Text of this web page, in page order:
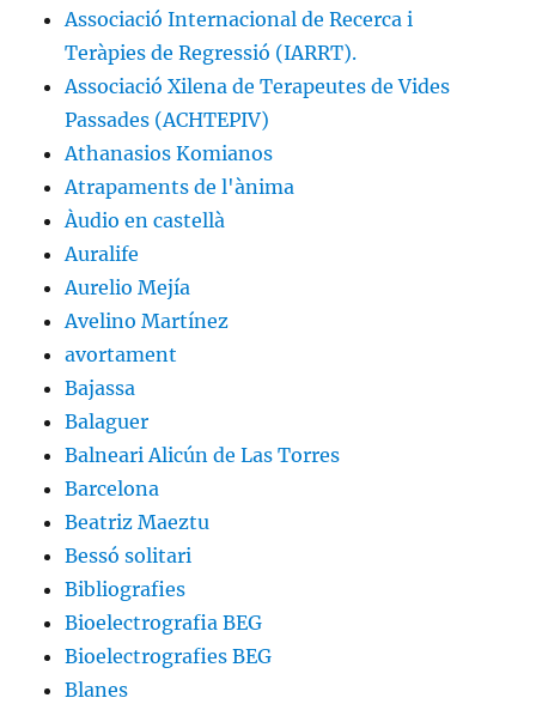
Associació Internacional de Recerca i
Teràpies de Regressió (IARRT).
Associació Xilena de Terapeutes de Vides
Passades (ACHTEPIV)
Athanasios Komianos
Atrapaments de l'ànima
Àudio en castellà
Auralife
Aurelio Mejía
Avelino Martínez
avortament
Bajassa
Balaguer
Balneari Alicún de Las Torres
Barcelona
Beatriz Maeztu
Bessó solitari
Bibliografies
Bioelectrografia BEG
Bioelectrografies BEG
Blanes